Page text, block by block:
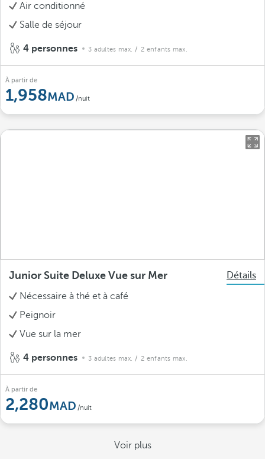
Air conditionné
Salle de séjour
4 personnes 3 adultes max. / 2 enfants max.
À partir de
1,958 /nuit
Junior Suite Deluxe Vue sur Mer
Détails
Nécessaire à thé et à café
Peignoir
Vue sur la mer
4 personnes 3 adultes max. / 2 enfants max.
À partir de
2,280 /nuit
Voir plus